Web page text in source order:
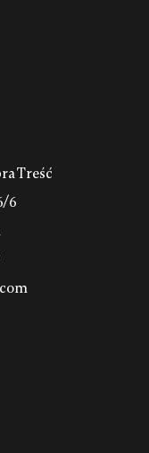
Treść
6